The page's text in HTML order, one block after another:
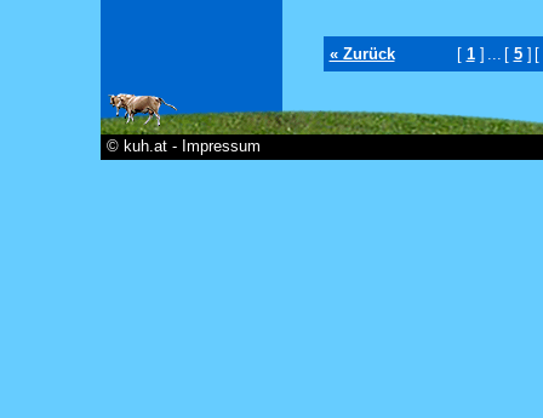
« Zurück [ 1] [ 5] [
© kuh.at - Impressum